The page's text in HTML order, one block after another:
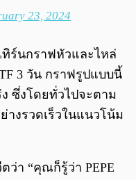
23, 2024
ทิร์นกราฟหัวและไหล่
3 วัน กราฟรูปแบบนี้
ซึ่งโดยทั่วไปจะตาม
างรวดเร็วในแนวโน้ม
ว่า “คุณก็รู้ว่า PEPE